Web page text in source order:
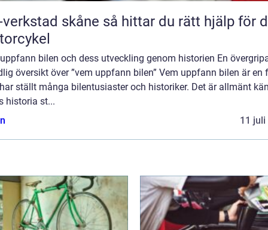
skåne så hittar du rätt hjälp för din
bilen och dess utveckling genom historien En
översikt över ”vem uppfann bilen” Vem uppfann bilen är en
ställt många bilentusiaster och historiker. Det är allmänt
historia st...
11 juli